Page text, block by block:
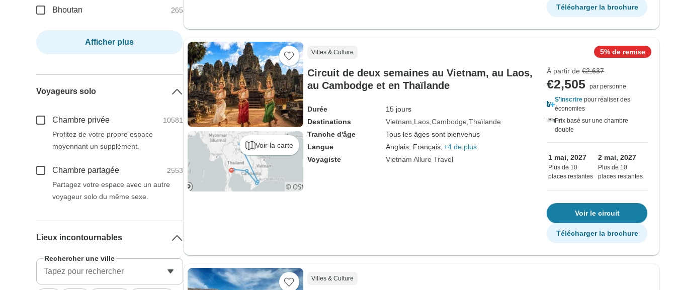
Télécharger la brochure
Voir la carte
Villes & Culture
Circuit de deux semaines au Vietnam, au Laos,
au Cambodge et en Thaïlande
Durée
15 jours
Destinations
Vietnam Laos Cambodge Thaïlande
Tranche d'âge
Tous les âges sont bienvenus
Langue
Anglais, Français, +4 de plus
Voyagiste
Vietnam Allure Travel
5% de remise
À partir de €2,637
€2,505 par personne
S'inscrire pour réaliser des
économies
Prix basé sur une chambre
double
1 mai, 2027
Plus de 10
places restantes
2 mai, 2027
Plus de 10
places restantes
Voir le circuit
Télécharger la brochure
Villes & Culture
Bhoutan 265
Afficher plus
Voyageurs solo
Chambre privée
10581
Profitez de votre propre espace
moyennant un supplément.
Chambre partagée
2553
Partagez votre espace avec un autre
voyageur solo du même sexe.
Lieux incontournables
Rechercher une ville